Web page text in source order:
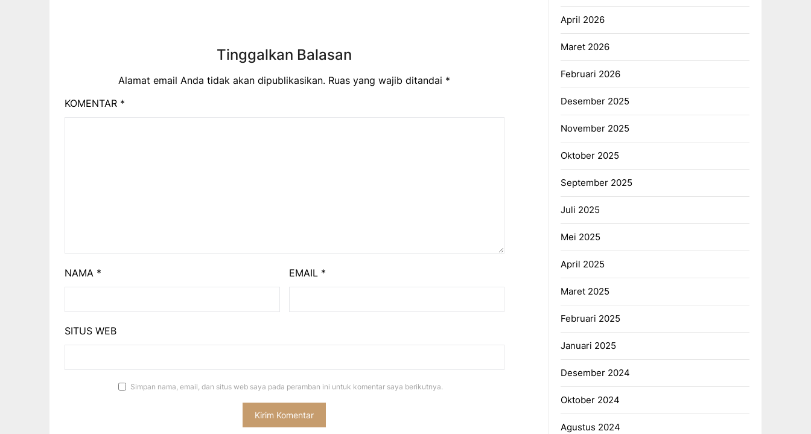
Tinggalkan Balasan
Alamat email Anda tidak akan dipublikasikan. Ruas yang wajib ditandai *
KOMENTAR *
NAMA * EMAIL *
SITUS WEB
Simpan nama, email, dan situs web saya pada peramban ini untuk komentar saya berikutnya.
April 2026
Maret 2026
Februari 2026
Desember 2025
November 2025
Oktober 2025
September 2025
Juli 2025
Mei 2025
April 2025
Maret 2025
Februari 2025
Januari 2025
Desember 2024
Oktober 2024
Agustus 2024